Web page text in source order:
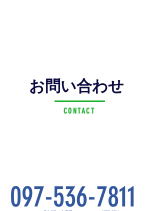
お問い合わせ
CONTACT
097-536-7811